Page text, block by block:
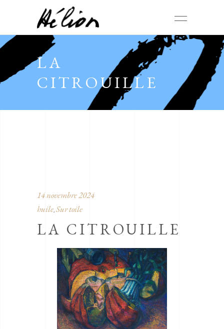
LA
CITROUILLE
14 novembre 2024
huile, Sur toile
LA CITROUILLE